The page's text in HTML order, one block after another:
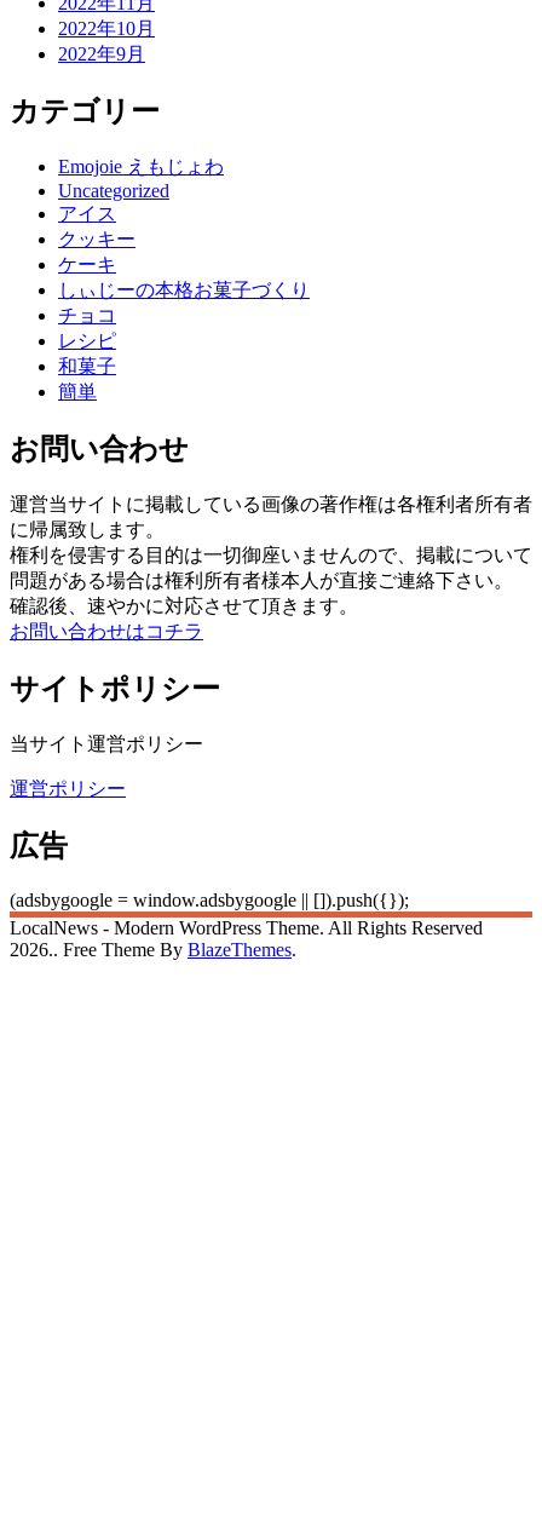
2022年10月
2022年9月
カテゴリー
Emojoie えもじょわ
Uncategorized
アイス
クッキー
ケーキ
しぃじーの本格お菓子づくり
チョコ
レシピ
和菓子
簡単
お問い合わせ
運営当サイトに掲載している画像の著作権は各権利者所有者
に帰属致します。
権利を侵害する目的は一切御座いませんので、掲載について
問題がある場合は権利所有者様本人が直接ご連絡下さい。
確認後、速やかに対応させて頂きます。
お問い合わせはコチラ
サイトポリシー
当サイト運営ポリシー
運営ポリシー
広告
(adsbygoogle = window.adsbygoogle || []).push({});
LocalNews - Modern WordPress Theme. All Rights Reserved
2026.. Free Theme By BlazeThemes.